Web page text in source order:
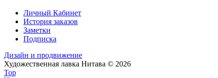
Личный Кабинет
История заказов
Заметки
Подписка
Дизайн и продвижение
Художественная лавка Нитава © 2026
Top